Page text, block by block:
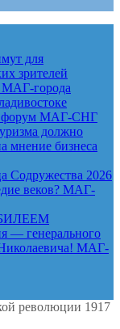
для
зрителей
МАГ-города
МАГ-СНГ
должно
мнение бизнеса
Содружества 2026
веков? МАГ-
— генерального
МАГ-
революции 1917